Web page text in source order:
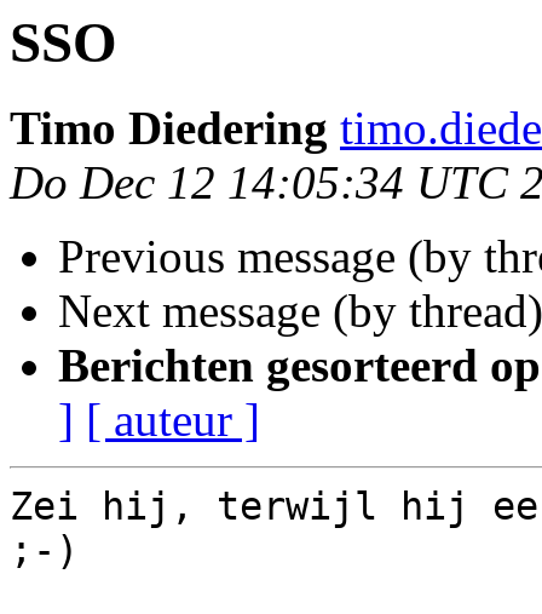
SSO
Timo Diedering
Do Dec 12 14:05:34 UTC
Previous message (by
Next message (by
Berichten gesorteerd
] [ auteur ]
Zei hij, terwijl hij een
;-)